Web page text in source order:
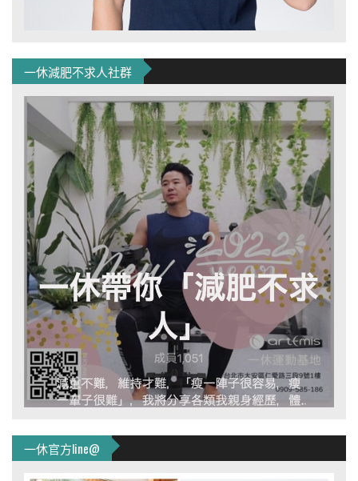
一休減肥不求人社群
一休官方line@